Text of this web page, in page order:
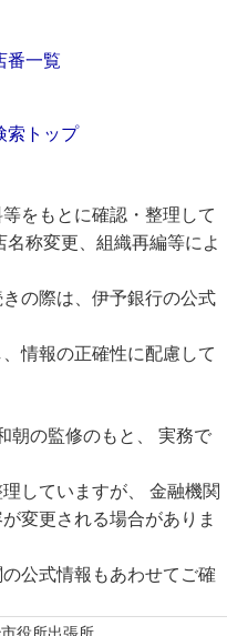
番一覧
索トップ
をもとに確認・整理して
称変更、組織再編等によ
の際は、伊予銀行の公式
情報の正確性に配慮して
朝の監修のもと、 実務で
していますが、 金融機関
変更される場合がありま
公式情報もあわせてご確